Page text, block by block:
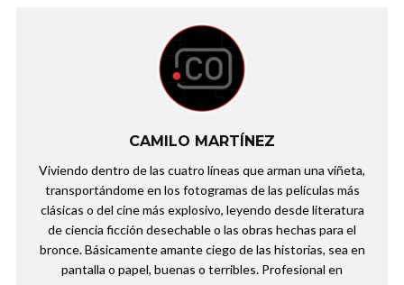
CAMILO MARTÍNEZ
Viviendo dentro de las cuatro líneas que arman una viñeta,
transportándome en los fotogramas de las películas más
clásicas o del cine más explosivo, leyendo desde literatura
de ciencia ficción desechable o las obras hechas para el
bronce. Básicamente amante ciego de las historias, sea en
pantalla o papel, buenas o terribles. Profesional en